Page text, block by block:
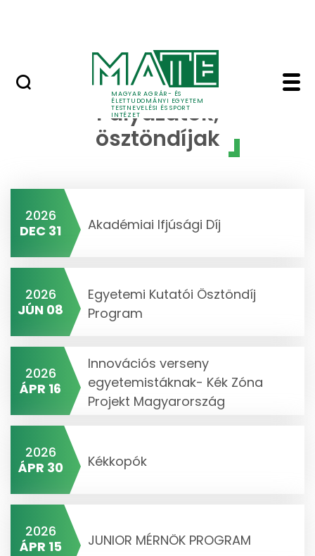
MAGYAR AGRÁR- ÉS
ÉLETTUDOMÁNYI EGYETEM
TESTNEVELÉSI ÉS SPORT
INTÉZET
Pályázatok -
Pályázatok,
ösztöndíjak
2026
DEC 31
Akadémiai Ifjúsági Díj
2026
JÚN 08
Egyetemi Kutatói Ösztöndíj
Program
2026
ÁPR 16
Innovációs verseny
egyetemistáknak- Kék Zóna
Projekt Magyarország
2026
ÁPR 30
Kékkopók
2026
ÁPR 15
JUNIOR MÉRNÖK PROGRAM